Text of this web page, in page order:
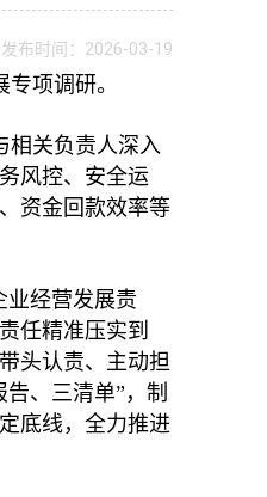
发布时间：2026-03-19
项调研。
相关负责人深入
风控、安全运
资金回款效率等
业经营发展责
任精准压实到
头认责、主动担
、三清单”，制
底线，全力推进